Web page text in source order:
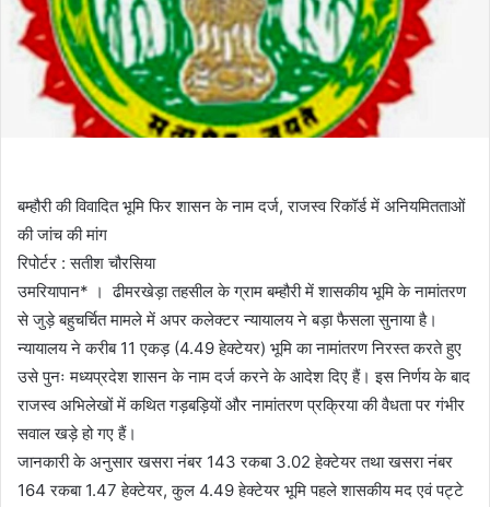
बम्हौरी की विवादित भूमि फिर शासन के नाम दर्ज, राजस्व रिकॉर्ड में अनियमितताओं
की जांच की मांग
रिपोर्टर : सतीश चौरसिया
उमरियापान* । ढीमरखेड़ा तहसील के ग्राम बम्हौरी में शासकीय भूमि के नामांतरण
से जुड़े बहुचर्चित मामले में अपर कलेक्टर न्यायालय ने बड़ा फैसला सुनाया है।
न्यायालय ने करीब 11 एकड़ (4.49 हेक्टेयर) भूमि का नामांतरण निरस्त करते हुए
उसे पुनः मध्यप्रदेश शासन के नाम दर्ज करने के आदेश दिए हैं। इस निर्णय के बाद
राजस्व अभिलेखों में कथित गड़बड़ियों और नामांतरण प्रक्रिया की वैधता पर गंभीर
सवाल खड़े हो गए हैं।
जानकारी के अनुसार खसरा नंबर 143 रकबा 3.02 हेक्टेयर तथा खसरा नंबर
164 रकबा 1.47 हेक्टेयर, कुल 4.49 हेक्टेयर भूमि पहले शासकीय मद एवं पट्टे